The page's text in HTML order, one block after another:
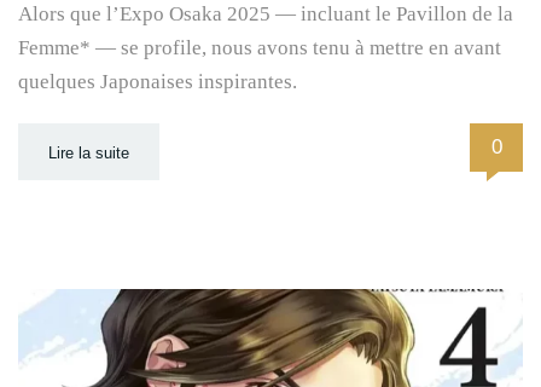
Alors que l’Expo Osaka 2025 — incluant le Pavillon de la
Femme* — se profile, nous avons tenu à mettre en avant
quelques Japonaises inspirantes.
Lire la suite 0